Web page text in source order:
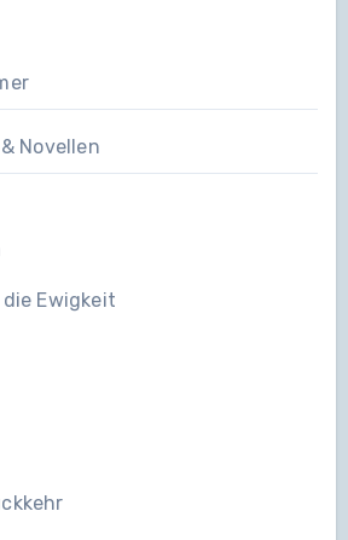
Novellen
Ewigkeit